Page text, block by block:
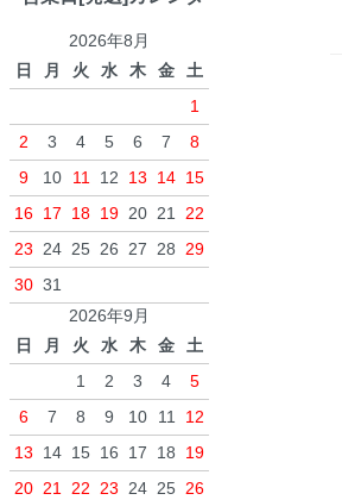
2026年8月
日
月 火 水 木 金
土
1
2
3 4 5 6 7
8
9
10 11 12 13 14 15
16 17 18 19 20 21 22
23 24 25 26 27 28 29
30 31
2026年9月
日
月 火 水 木 金
土
1
2 3 4
5
6
7 8 9 10 11
12
13
14 15 16 17 18
19
20 21 22 23 24 25 26